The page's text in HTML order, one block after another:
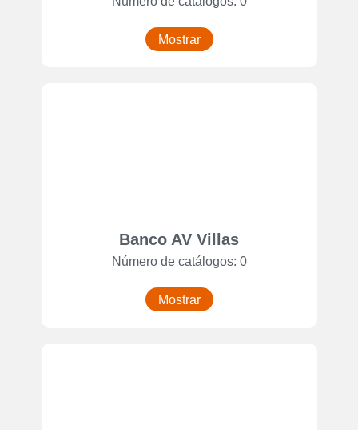
Mostrar
Banco AV Villas
Número de catálogos: 0
Mostrar